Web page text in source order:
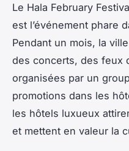
Le Hala February
est l’événement phare
Pendant un mois, la
des concerts, des feux
organisées par un
promotions dans les
les hôtels luxueux
et mettent en valeur la